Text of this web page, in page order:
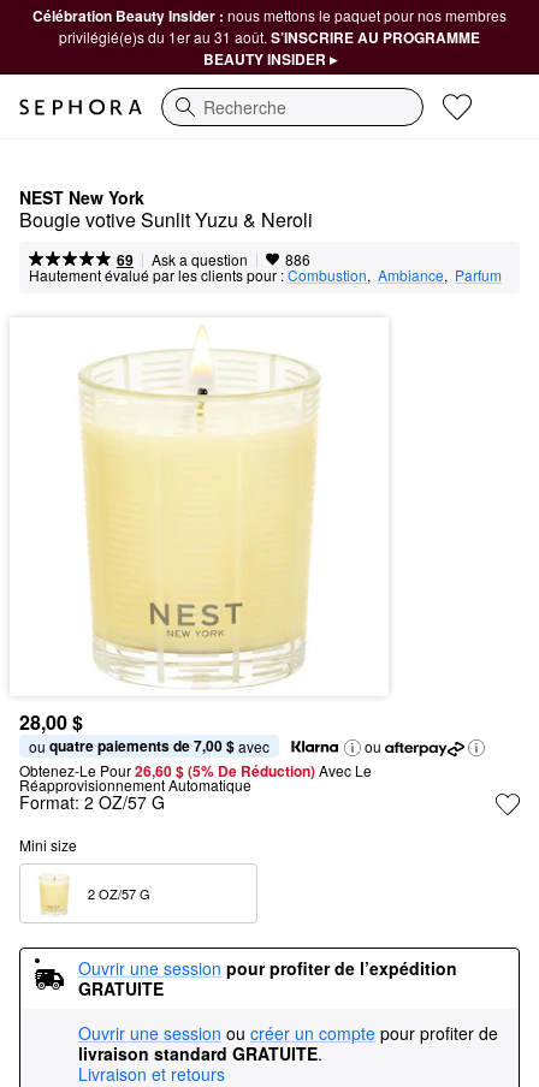
Célébration Beauty Insider : nous mettons le paquet pour nos membres
privilégié(e)s du 1er au 31 août. S’INSCRIRE AU PROGRAMME
BEAUTY INSIDER ▸
Recherche
NEST New York
Bougie votive Sunlit Yuzu & Neroli
69 | Ask a question | 886
Hautement évalué par les clients pour :Combustion, Ambiance, Parfum
28,00 $
ou quatre paiements de 7,00 $ avec
ou
Obtenez-Le Pour26,60 $ (5% De Réduction) Avec Le
Réapprovisionnement Automatique
Format: 2 OZ/57 G
Mini size
Ouvrir une session pour profiter de l’expédition
GRATUITE
Ouvrir une session ou créer un compte pour profiter de
livraison standard GRATUITE.
Livraison et retours